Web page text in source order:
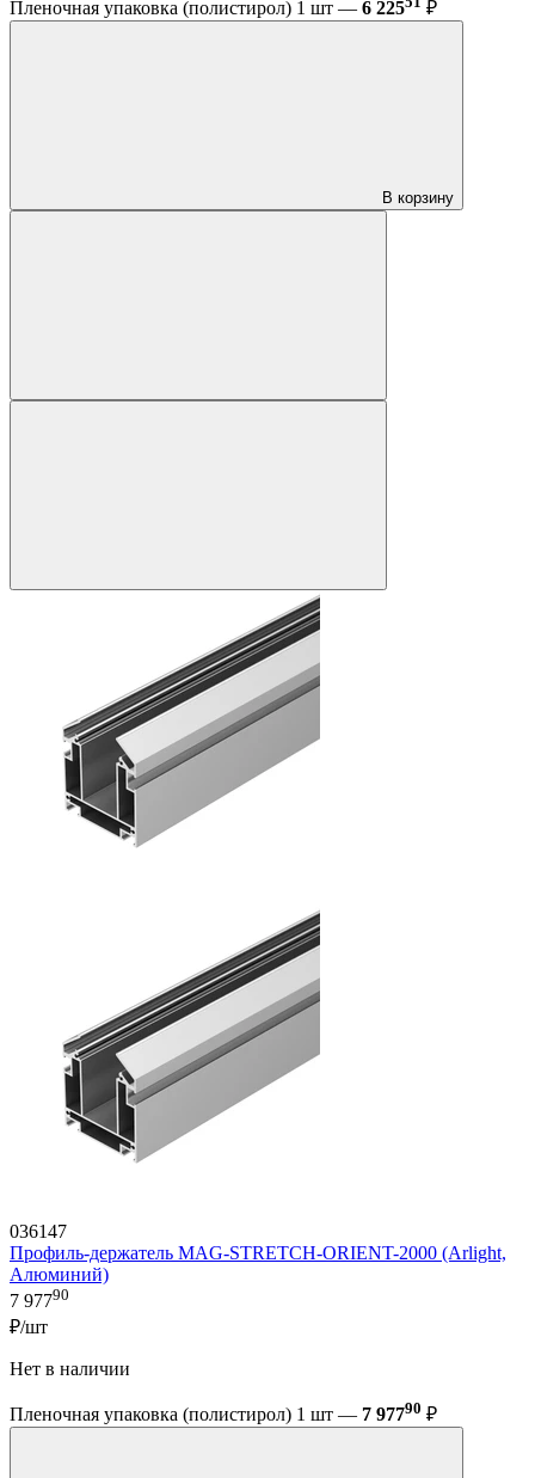
Пленочная упаковка (полистирол) 1 шт — 6 225 ₽
В корзину
036147
Профиль-держатель MAG-STRETCH-ORIENT-2000 (Arlight,
Алюминий)
7 97790
₽/шт
Нет в наличии
Пленочная упаковка (полистирол) 1 шт — 7 97790 ₽